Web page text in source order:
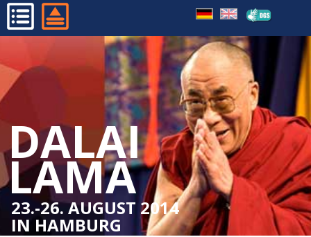
DALAI
LAMA
23.-26. AUGUST 2014
IN HAMBURG
PROGRAMM
ORGANISATORISCHES
STATIONEN SEINES LEBENS
SCHIRMHERR DES
TIBETISCHEN ZENTRUMS
VERANSTALTER
PRESSE
KONTAKT